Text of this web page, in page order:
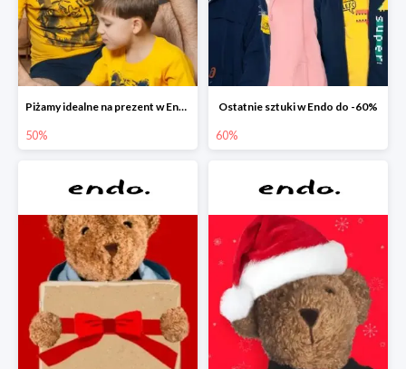
Piżamy idealne na prezent w Endo do -50%
50%
Ostatnie sztuki w Endo do -60%
60%